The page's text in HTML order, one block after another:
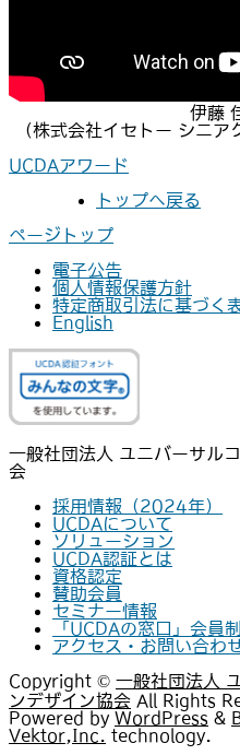
伊藤
（株式会社イセトー シニア
UCDAアワード
トップへ戻る
ページトップ
電子公告
個人情報保護方針
特定商取引法に基づく
English
一般社団法人 ユニバーサル
会
採用情報（2024年）
UCDAについて
ソリューション
UCDA認証とは
資格認定
賛助会員
セミナー情報
「UCDAの窓口」会員
アクセス・お問い合わ
Copyright © 一般社団法人
ンデザイン協会 All Rights
Powered by WordPress &
Vektor,Inc.
technology.